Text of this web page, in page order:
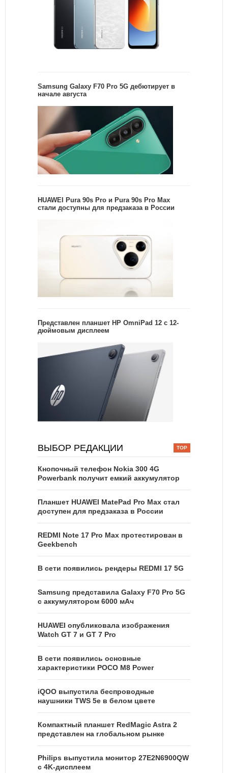
Samsung Galaxy F70 Pro 5G дебютирует в
начале августа
HUAWEI Pura 90s Pro и Pura 90s Pro Max
стали доступны для предзаказа в России
Представлен планшет HP OmniPad 12 с 12-
дюймовым дисплеем
ВЫБОР РЕДАКЦИИ
Кнопочный телефон Nokia 300 4G
Powerbank получит емкий аккумулятор
Планшет HUAWEI MatePad Pro Max стал
доступен для предзаказа в России
REDMI Note 17 Pro Max протестирован в
Geekbench
В сети появились рендеры REDMI 17 5G
Samsung представила Galaxy F70 Pro 5G
с аккумулятором 6000 мАч
HUAWEI опубликовала изображения
Watch GT 7 и GT 7 Pro
В сети появились основные
характеристики POCO M8 Power
iQOO выпустила беспроводные
наушники TWS 5e в белом цвете
Компактный планшет RedMagic Astra 2
представлен на глобальном рынке
Philips выпустила монитор 27E2N6900QW
с 4K-дисплеем